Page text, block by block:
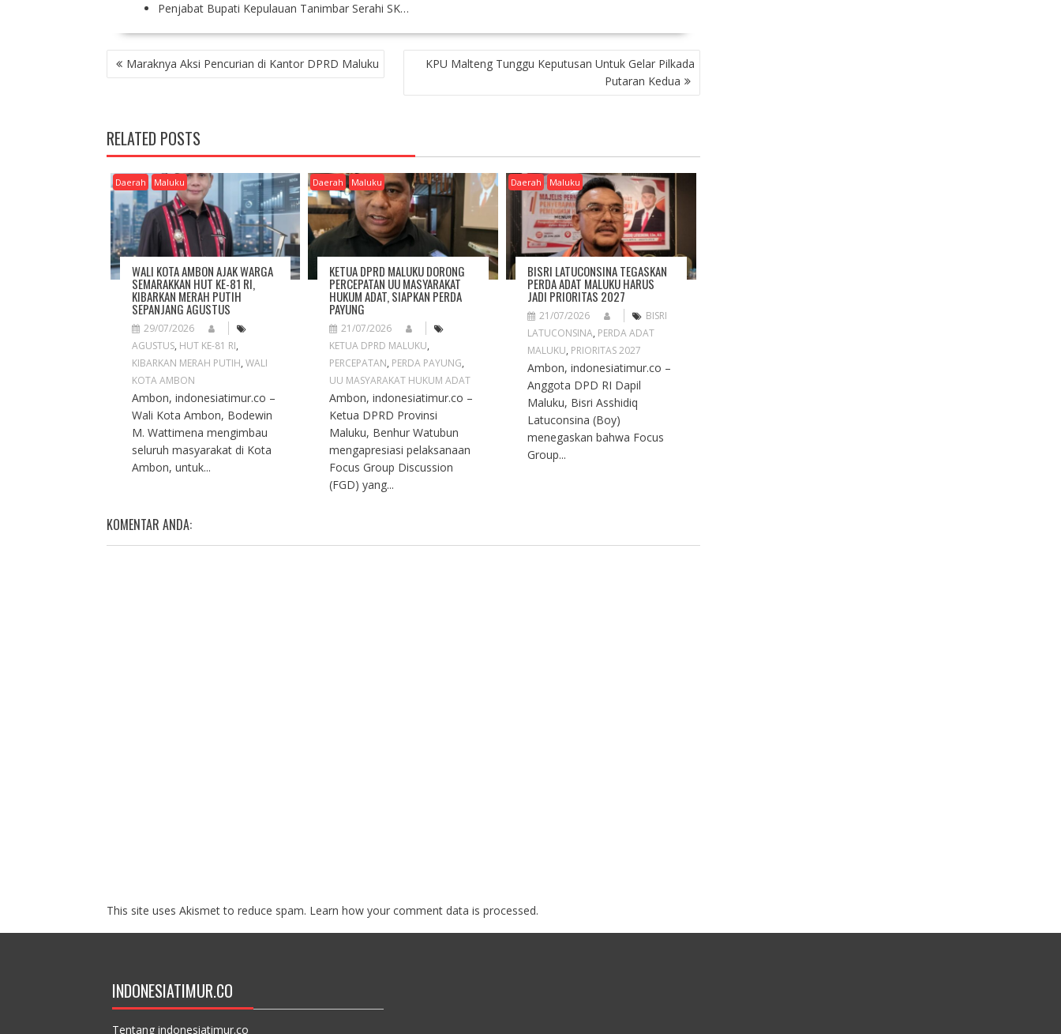
Penjabat Bupati Kepulauan Tanimbar Serahi SK…
P
O
N
A
V
G
A
T
O
N
Maraknya Aksi Pencurian di Kantor DPRD Maluku
KPU Malteng Tunggu Keputusan Untuk Gelar Pilkada
Putaran Kedua
RELATED POSTS
Daerah Maluku
WALI KOTA AMBON AJAK WARGA
SEMARAKKAN HUT KE-81 RI,
KIBARKAN MERAH PUTIH
SEPANJANG AGUSTUS
29/07/2026
AGUSTUS, HUT KE-81 RI,
KIBARKAN MERAH PUTIH, WALI
KOTA AMBON
Ambon, indonesiatimur.co –
Wali Kota Ambon, Bodewin
M. Wattimena mengimbau
seluruh masyarakat di Kota
Ambon, untuk...
Daerah Maluku
KETUA DPRD MALUKU DORONG
PERCEPATAN UU MASYARAKAT
HUKUM ADAT, SIAPKAN PERDA
PAYUNG
21/07/2026
KETUA DPRD MALUKU,
PERCEPATAN, PERDA PAYUNG,
UU MASYARAKAT HUKUM ADAT
Ambon, indonesiatimur.co –
Ketua DPRD Provinsi
Maluku, Benhur Watubun
mengapresiasi pelaksanaan
Focus Group Discussion
(FGD) yang...
Daerah Maluku
BISRI LATUCONSINA TEGASKAN
PERDA ADAT MALUKU HARUS
JADI PRIORITAS 2027
21/07/2026
BISRI
LATUCONSINA, PERDA ADAT
MALUKU, PRIORITAS 2027
Ambon, indonesiatimur.co –
Anggota DPD RI Dapil
Maluku, Bisri Asshidiq
Latuconsina (Boy)
menegaskan bahwa Focus
Group...
KOMENTAR ANDA:
This site uses Akismet to reduce spam. Learn how your comment data is processed.
INDONESIATIMUR.CO
Tentang indonesiatimur.co